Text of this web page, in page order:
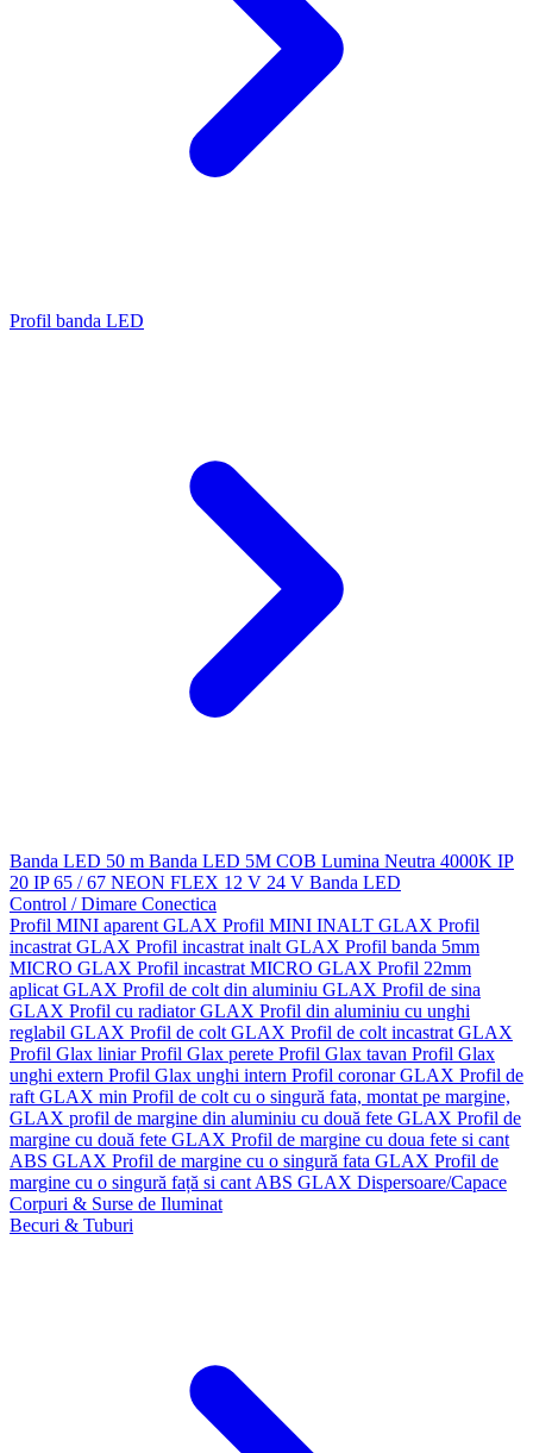
Profil banda LED
Banda LED 50 m Banda LED 5M COB Lumina Neutra 4000K IP
20 IP 65 / 67 NEON FLEX 12 V 24 V Banda LED
Control / Dimare Conectica
Profil MINI aparent GLAX Profil MINI INALT GLAX Profil
incastrat GLAX Profil incastrat inalt GLAX Profil banda 5mm
MICRO GLAX Profil incastrat MICRO GLAX Profil 22mm
aplicat GLAX Profil de colt din aluminiu GLAX Profil de sina
GLAX Profil cu radiator GLAX Profil din aluminiu cu unghi
reglabil GLAX Profil de colt GLAX Profil de colt incastrat GLAX
Profil Glax liniarProfil Glax perete Profil Glax tavan Profil Glax
unghi extern Profil Glax unghi intern Profil coronar GLAX Profil de
raft GLAX min Profil de colt cu o singură fata, montat pe margine,
GLAX profil de margine din aluminiu cu două fete GLAX Profil de
margine cu două fete GLAX Profil de margine cu doua fete si cant
ABS GLAX Profil de margine cu o singură fata GLAX Profil de
margine cu o singură față si cant ABS GLAX Dispersoare/Capace
Corpuri & Surse de Iluminat
Becuri & Tuburi